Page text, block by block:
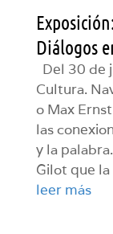
Diálogos
Del 30 de
Cultura.
o Max
las
y la
Gilot que la
leer más